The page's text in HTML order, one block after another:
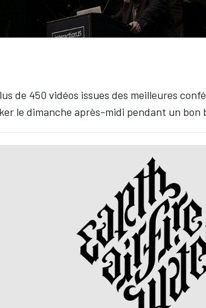
de 450 vidéos issues des meilleures
le dimanche après-midi pendant un bon